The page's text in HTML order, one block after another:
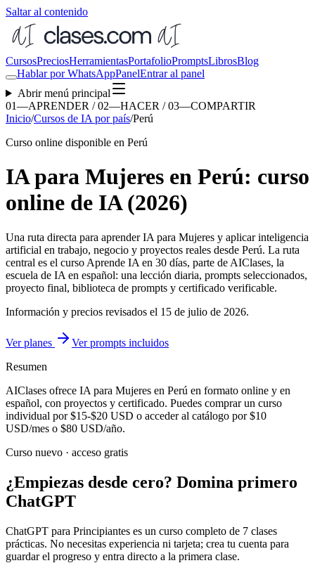
Saltar al contenido
CursosPreciosHerramientasPortafolioPromptsLibrosBlog
Hablar por WhatsAppPanelEntrar al panel
Abrir menú principal
01—APRENDER / 02—HACER / 03—COMPARTIR
Inicio/Cursos de IA por país/Perú
Curso online disponible en Perú
IA para Mujeres en Perú: curso
online de IA (2026)
Una ruta directa para aprenderIA para Mujeres y aplicar inteligencia
artificial en trabajo, negocio y proyectos reales desde Perú. La ruta
central es el curso Aprende IA en 30 días, parte de AIClases, la
escuela de IA en español: una lección diaria, prompts seleccionados,
proyecto final, biblioteca de prompts y certificado verificable.
Información y precios revisados el 15 de julio de 2026.
Ver planes
Ver prompts incluidos
Resumen
AIClases ofrece IA para Mujeres en Perú en formato online y en
español, con proyectos y certificado. Puedes comprar un curso
individual por$15-$20 USD o acceder al catálogo por$10
USD/mes o $80 USD/año.
Curso nuevo · acceso gratis
¿Empiezas desde cero? Domina primero
ChatGPT
ChatGPT para Principiantes es un curso completo de 7 clases
prácticas. No necesitas experiencia ni tarjeta; crea tu cuenta para
guardar el progreso y entra directo a la primera clase.